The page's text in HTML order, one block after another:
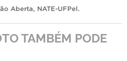
Aberta, NATE-UFPel.
TAMBÉM PODE